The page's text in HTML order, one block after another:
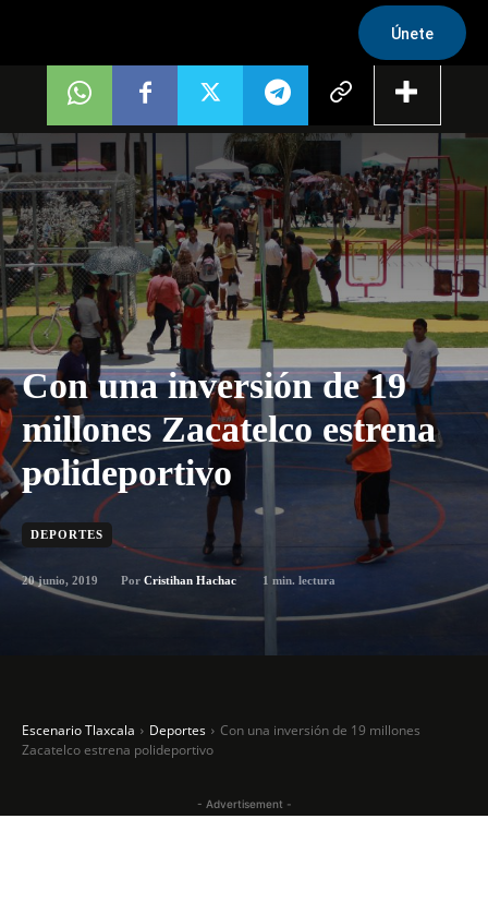
Únete
Con una inversión de 19
millones Zacatelco estrena
polideportivo
DEPORTES
20 junio, 2019 Por Cristihan Hachac 1 min. lectura
Escenario Tlaxcala Deportes
Con una inversión de 19 millones
Zacatelco estrena polideportivo
- Advertisement -